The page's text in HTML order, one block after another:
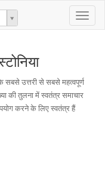
Toggle
के सबसे उत्तरी से सबसे महत्वपूर्ण
की तुलना में स्वतंत्र समाचार
करने के लिए स्वतंत्र हैं